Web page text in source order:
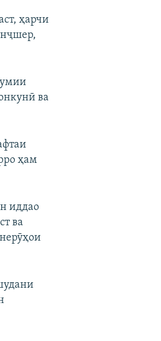
ҳарчи
ва
ҳам
иддао
ва